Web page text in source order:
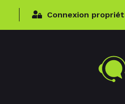
Connexion